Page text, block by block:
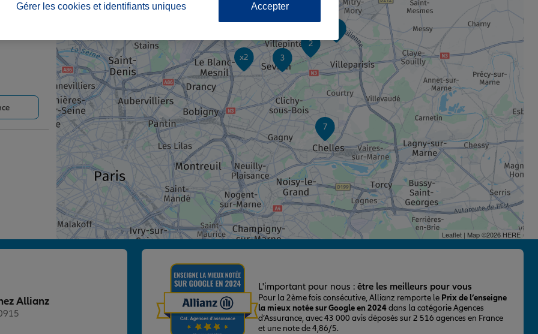
7
3
x2
2
Leaflet| Map ©2026 HERE
Allianz
L'important pour nous : être les meilleurs pour vous
Pour la 2ème fois consécutive, Allianz remporte le Prix de l’enseigne
la mieux notée sur Google en 2024dans la catégorie Agences
d’Assurance, avec 43 000 avis déposés sur 2 516 agences en France
et une note de 4,86/5.
Gérer les cookies et identifiants uniques Accepter